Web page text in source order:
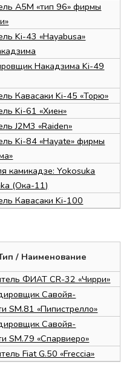
A5M «тип 96» фирмы
Ki-43 «Hayabusa»
Накадзима Ki-49
Кавасаки Ki-45 «Торю»
Ki-61 «Хиен»
J2M3 «Raiden»
Ki-84 «Hayate» фирмы
камикадзе: Yokosuka
(Ока-11)
Кавасаки Ki-100
/ Наименование
ФИАТ CR-32 «Чирри»
Савойя-
SM.81 «Пипистрелло»
Савойя-
SM.79 «Спарвиеро»
Fiat G.50 «Freccia»